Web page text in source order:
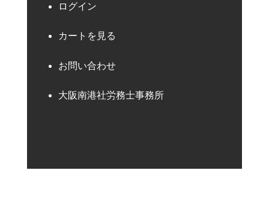
ログイン
カートを見る
お問い合わせ
大阪南港社労務士事務所